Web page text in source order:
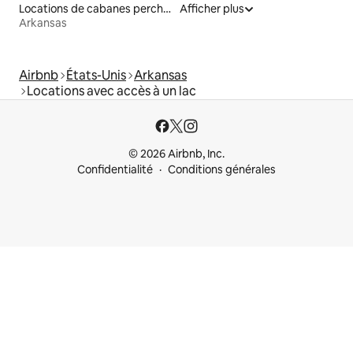
Locations de cabanes perchées
Arkansas
Afficher plus
Airbnb États-Unis Arkansas
Locations avec accès à un lac
© 2026 Airbnb, Inc.
Confidentialité
Conditions générales